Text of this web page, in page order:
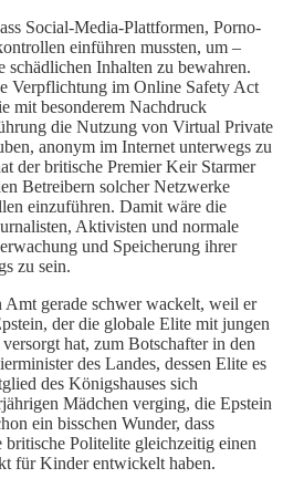
Social-Media-Plattformen, Porno-
einführen mussten, um –
Inhalten zu bewahren.
Verpflichtung im Online Safety Act
mit besonderem Nachdruck
die Nutzung von Virtual Private
anonym im Internet unterwegs zu
der britische Premier Keir Starmer
Betreibern solcher Netzwerke
einzuführen. Damit wäre die
Aktivisten und normale
und Speicherung ihrer
zu sein.
Amt gerade schwer wackelt, weil er
der die globale Elite mit jungen
hat, zum Botschafter in den
des Landes, dessen Elite es
des Königshauses sich
Mädchen verging, die Epstein
ein bisschen Wunder, dass
britische Politelite gleichzeitig einen
für Kinder entwickelt haben.